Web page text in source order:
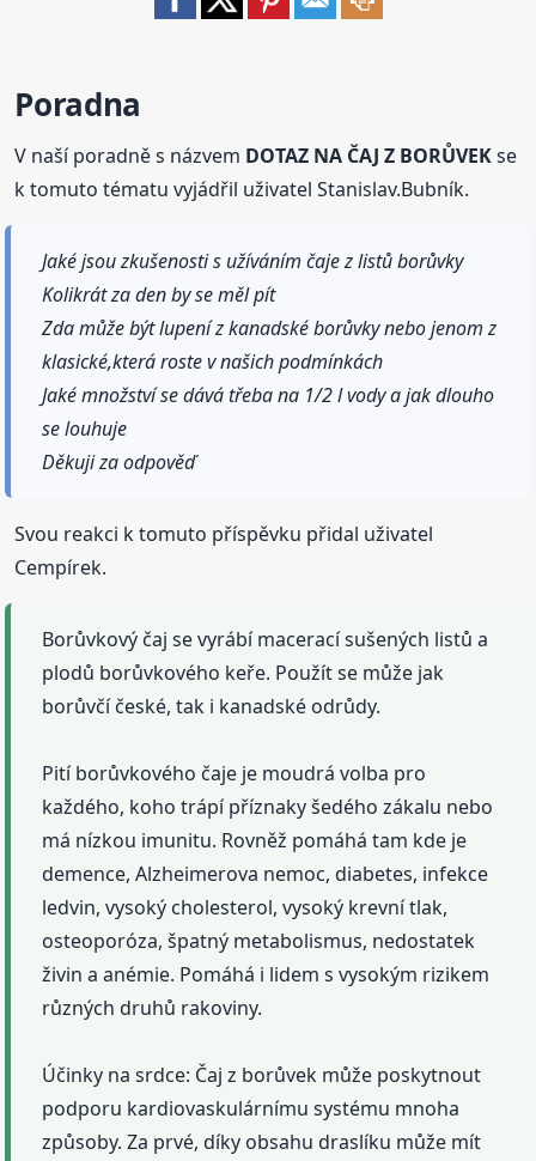
Poradna
V naší poradně s názvem DOTAZ NA ČAJ Z BORŮVEKse
k tomuto tématu vyjádřil uživatel Stanislav.Bubník.
Jaké jsou zkušenosti s užíváním čaje z listů borůvky
Kolikrát za den by se měl pít
Zda může být lupení z kanadské borůvky nebo jenom z
klasické,která roste v našich podmínkách
Jaké množství se dává třeba na 1/2 l vody a jak dlouho
se louhuje
Děkuji za odpověď
Svou reakci k tomuto příspěvku přidal uživatel
Cempírek.
Borůvkový čaj se vyrábí macerací sušených listů a
plodů borůvkového keře. Použít se může jak
borůvčí české, tak i kanadské odrůdy.
Pití borůvkového čaje je moudrá volba pro
každého, koho trápí příznaky šedého zákalu nebo
má nízkou imunitu. Rovněž pomáhá tam kde je
demence, Alzheimerova nemoc, diabetes, infekce
ledvin, vysoký cholesterol, vysoký krevní tlak,
osteoporóza, špatný metabolismus, nedostatek
živin a anémie. Pomáhá i lidem s vysokým rizikem
různých druhů rakoviny.
Účinky na srdce: Čaj z borůvek může poskytnout
podporu kardiovaskulárnímu systému mnoha
způsoby. Za prvé, díky obsahu draslíku může mít